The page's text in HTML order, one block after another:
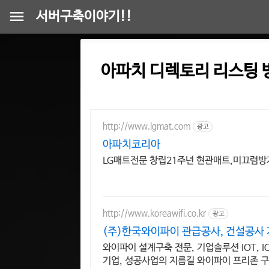
서버구축이야기!!
아파치 디렉토리 리스팅
http://www.lgmat.com 광고
아파치코리아
LG매트전문 창립21주년 현관매트,미끄럼
http://www.koreawifi.co.kr 광고
(주)한국와이파이 관급공사, 건설공사
와이파이 설계구축 전문, 기업솔루션 IOT,
기업, 성공사업의 지름길 와이파이 프리존